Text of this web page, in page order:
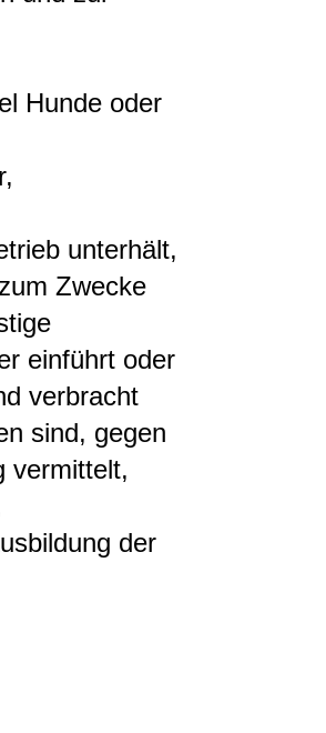
Hunde oder
unterhält,
Zwecke
einführt oder
verbracht
sind, gegen
vermittelt,
der